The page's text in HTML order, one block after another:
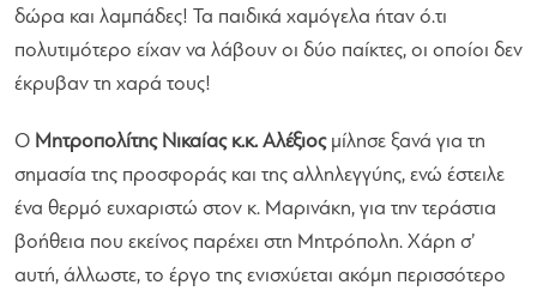
δώρα και λαμπάδες! Τα παιδικά χαμόγελα ήταν ό.τι
πολυτιμότερο είχαν να λάβουν οι δύο παίκτες, οι οποίοι δεν
έκρυβαν τη χαρά τους!
Ο Μητροπολίτης Νικαίας κ.κ. Αλέξιοςμίλησε ξανά για τη
σημασία της προσφοράς και της αλληλεγγύης, ενώ έστειλε
ένα θερμό ευχαριστώ στον κ. Μαρινάκη, για την τεράστια
βοήθεια που εκείνος παρέχει στη Μητρόπολη. Χάρη σ’
αυτή, άλλωστε, το έργο της ενισχύεται ακόμη περισσότερο